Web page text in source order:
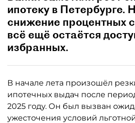
ипотеку в Петербурге.
снижение процентных
всё ещё остаётся
избранных.
В начале лета произошёл
ипотечных выдач после
2025 году. Он был вызван
ужесточения условий